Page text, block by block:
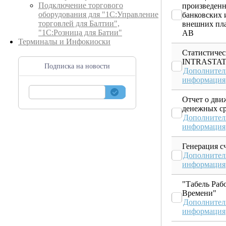
Подключение торгового
оборудования для "1С:Управление
торговлей для Балтии",
"1С:Розница для Батии"
Терминалы и Инфокиоски
Подписка на новости
банковских
внешних
AB
INTRASTAT
информация
Отчет о
денежных
информация
Генерация
информация
"Табель
Времени"
информация